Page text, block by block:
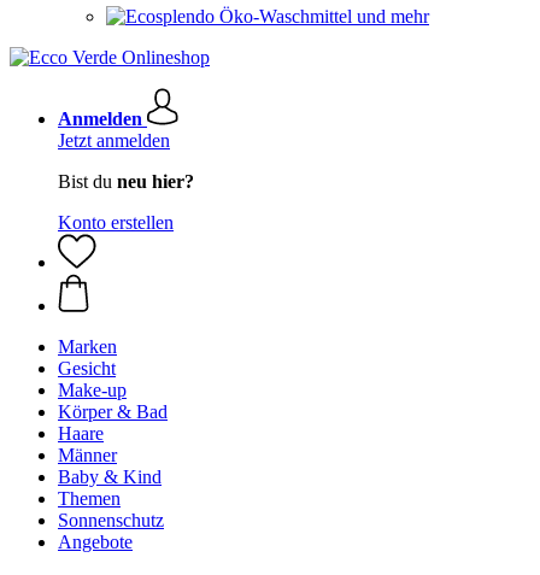
Öko-Waschmittel und mehr
Anmelden
Jetzt anmelden
Bist du neu hier?
Konto erstellen
Marken
Gesicht
Make-up
Körper & Bad
Haare
Männer
Baby & Kind
Themen
Sonnenschutz
Angebote